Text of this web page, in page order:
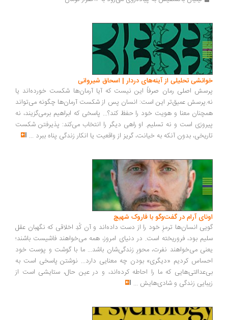
تحلیلی از آینه‌های دردار | اسحاق شیروانی
اصلی رمان صرفاً این نیست که آیا آرمان‌ها شکست خورده‌اند یا
عمیق‌تر این است: انسان پس از شکست آرمان‌ها چگونه می‌تواند
معنا و هویت خود را حفظ کند؟... پاسخی که ابراهیم برمی‌گزیند، نه
است و نه تسلیم. او راهی دیگر را انتخاب می‌کند: پذیرفتن شکست
بدون آنکه به خیانت، گریز از واقعیت یا انکار زندگی پناه ببرد...
آرام در گفت‌وگو با فاروک شهیچ‭
انسان‌ها ترمزِ خود را از دست داده‌اند و آن کُدِ اخلاقی که نگهبان عقل
بود، فروریخته است. در دنیای امروز، همه می‌خواهند فاشیست باشند؛
می‌خواهند نفرت، محورِ زندگی‌شان باشد... ما با گوشت و پوست خود
کردیم «دیگری» بودن چه معنایی دارد... نوشتن پاسخی است به
که ما را احاطه کرده‌اند، و در عین حال، ستایشی است از
زندگی و شادی‌هایش...